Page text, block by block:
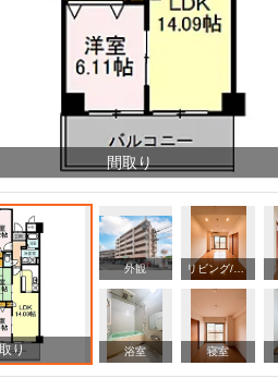
間取り
り
外観 リビング/ダイニング
浴室 寝室